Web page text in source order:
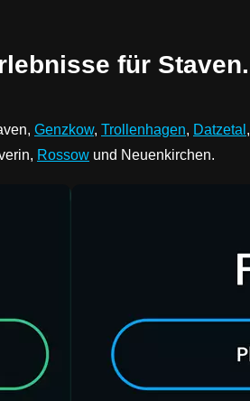
für Staven.
Genzkow, Trollenhagen, Datzetal ,
Rossow und Neuenkirchen.